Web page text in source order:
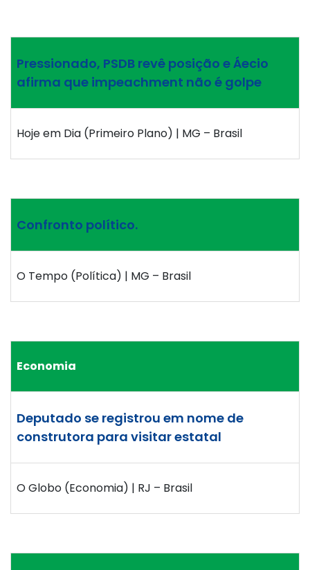
Pressionado, PSDB revê posição e Áecio
afirma que impeachment não é golpe
Hoje em Dia (Primeiro Plano) | MG – Brasil
Confronto político.
O Tempo (Política) | MG – Brasil
Economia
Deputado se registrou em nome de
construtora para visitar estatal
O Globo (Economia) | RJ – Brasil